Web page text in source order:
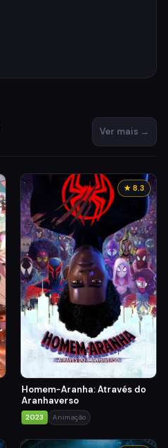
Ver mais →
★ 8.3
Homem-Aranha: Através do
Aranhaverso
2023 Animação